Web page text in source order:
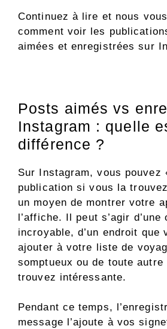
Continuez à lire et nous
comment voir les
aimées et enregistrées sur
Posts aimés vs
Instagram : quelle
différence ?
Sur Instagram, vous pouvez
publication si vous la
un moyen de montrer votre
l’affiche. Il peut s’agir
incroyable, d’un endroit que
ajouter à votre liste de
somptueux ou de toute autre
trouvez intéressante.
Pendant ce temps,
message l’ajoute à vos